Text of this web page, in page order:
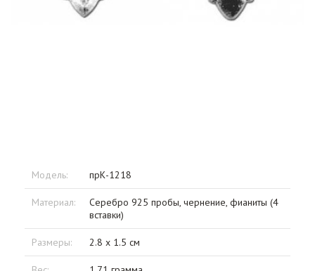
Модель: прК-1218
Материал:
Серебро 925 пробы, чернение, фианиты (4
вставки)
Размеры: 2.8 x 1.5 см